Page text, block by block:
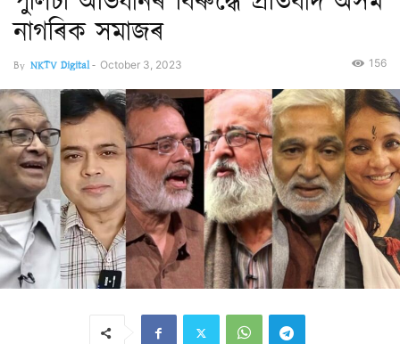
নাগৰিক সমাজৰ
By NKTV Digital- October 3, 2023 156